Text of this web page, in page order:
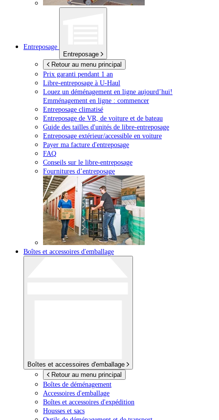
Entreposage
Entreposage
Retour au menu principal
Prix garanti pendant 1 an
Libre-entreposage à U-Haul
Louez un déménagement en ligne aujourd’hui!
Emménagement en ligne : commencer
Entreposage climatisé
Entreposage de VR, de voiture et de bateau
Guide des tailles d'unités de libre-entreposage
Entreposage extérieur/accessible en voiture
Payer ma facture d'entreposage
FAQ
Conseils sur le libre-entreposage
Fournitures d’entreposage
Boîtes et accessoires d'emballage
Boîtes et accessoires d'emballage
Retour au menu principal
Boîtes de déménagement
Accessoires d'emballage
Boîtes et accessoires d'expédition
Housses et sacs